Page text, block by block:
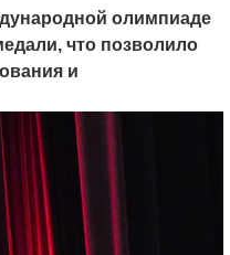
олимпиаде
что позволило
и